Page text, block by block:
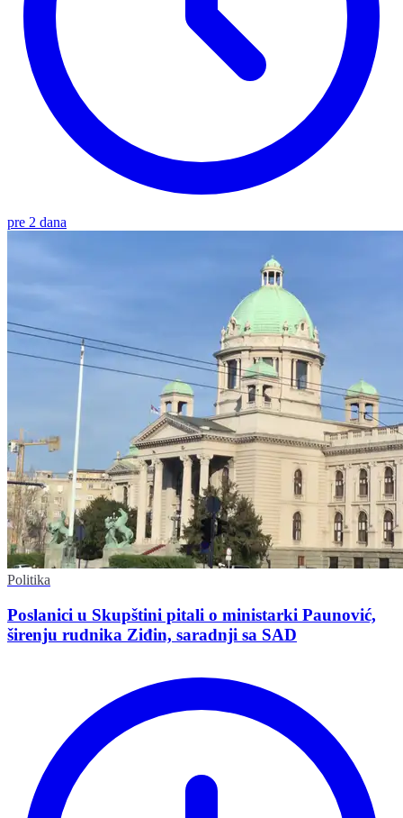
pre 2 dana
Politika
Poslanici u Skupštini pitali o ministarki Paunović,
širenju rudnika Ziđin, saradnji sa SAD